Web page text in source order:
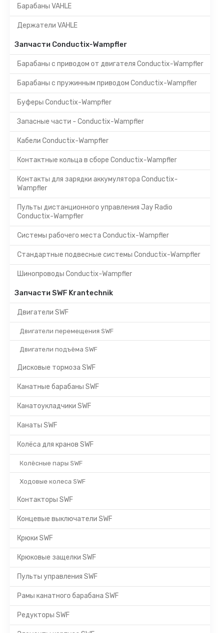
Барабаны VAHLE
Держатели VAHLE
Запчасти Conductix-Wampfler
Барабаны с приводом от двигателя Conductix-Wampfler
Барабаны с пружинным приводом Conductix-Wampfler
Буферы Conductix-Wampfler
Запасные части - Conductix-Wampfler
Кабели Conductix-Wampfler
Контактные кольца в сборе Conductix-Wampfler
Контакты для зарядки аккумулятора Conductix-
Wampfler
Пульты дистанционного управления Jay Radio
Conductix-Wampfler
Системы рабочего места Conductix-Wampfler
Стандартные подвесные системы Conductix-Wampfler
Шинопроводы Conductix-Wampfler
Запчасти SWF Krantechnik
Двигатели SWF
Двигатели перемещения SWF
Двигатели подъёма SWF
Дисковые тормоза SWF
Канатные барабаны SWF
Канатоукладчики SWF
Канаты SWF
Колёса для кранов SWF
Колёсные пары SWF
Ходовые колеса SWF
Контакторы SWF
Концевые выключатели SWF
Крюки SWF
Крюковые защелки SWF
Пульты управления SWF
Рамы канатного барабана SWF
Редукторы SWF